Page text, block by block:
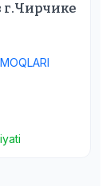
г.Чирчике